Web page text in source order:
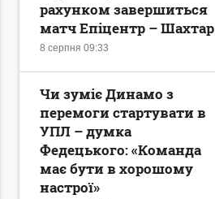
8 серпня 09:33
рахунком завершиться
матч Епіцентр – Шахтар
Чи зуміє Динамо з
перемоги стартувати в
УПЛ – думка
Федецького: «Команда
має бути в хорошому
настрої»